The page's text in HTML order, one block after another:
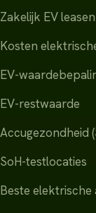
Zakelijk EV leasen
Kosten
EV-
EV-restwaarde
Accugezondheid
SoH-testlocaties
Beste elektrische